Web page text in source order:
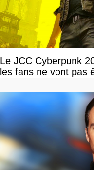
Le JCC Cyberpunk
les fans ne vont pas